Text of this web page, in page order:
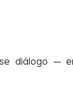
diálogo —